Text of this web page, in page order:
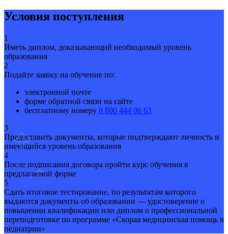
Условия поступления
1
Иметь диплом, доказывающий необходимый уровень
образования
2
Подайте заявку на обучение по:
электронной почте
форме обратной связи на сайте
бесплатному номеру 8 800 444 06 63
3
Предоставить документы, которые подтверждают личность и
имеющийся уровень образования
4
После подписания договора пройти курс обучения в
предлагаемой форме
5
Сдать итоговое тестирование, по результатам которого
выдаются документы об образовании — удостоверение о
повышении квалификации или диплом о профессиональной
переподготовке по программе «Скорая медицинская помощь в
педиатрии»